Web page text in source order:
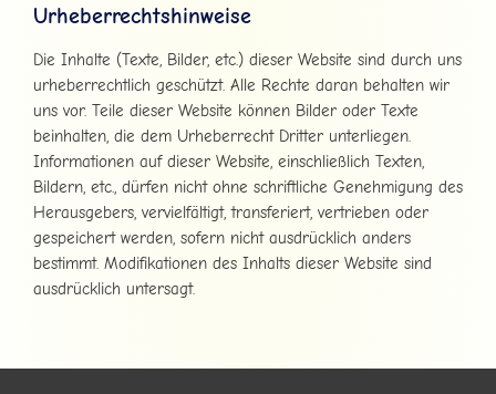
Urheberrechtshinweise
Die Inhalte (Texte, Bilder, etc.) dieser Website sind durch uns
urheberrechtlich geschützt. Alle Rechte daran behalten wir
uns vor. Teile dieser Website können Bilder oder Texte
beinhalten, die dem Urheberrecht Dritter unterliegen.
Informationen auf dieser Website, einschließlich Texten,
Bildern, etc., dürfen nicht ohne schriftliche Genehmigung des
Herausgebers, vervielfältigt, transferiert, vertrieben oder
gespeichert werden, sofern nicht ausdrücklich anders
bestimmt. Modifikationen des Inhalts dieser Website sind
ausdrücklich untersagt.